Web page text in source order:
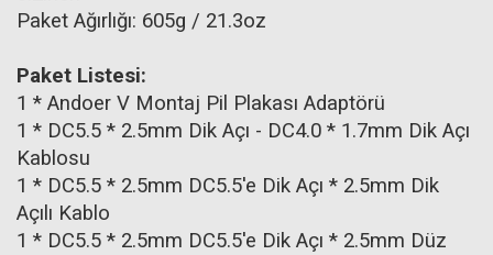
Paket Ağırlığı: 605g / 21.3oz
Paket Listesi:
1 * Andoer V Montaj Pil Plakası Adaptörü
1 * DC5.5 * 2.5mm Dik Açı - DC4.0 * 1.7mm Dik Açı
Kablosu
1 * DC5.5 * 2.5mm DC5.5'e Dik Açı * 2.5mm Dik
Açılı Kablo
1 * DC5.5 * 2.5mm DC5.5'e Dik Açı * 2.5mm Düz